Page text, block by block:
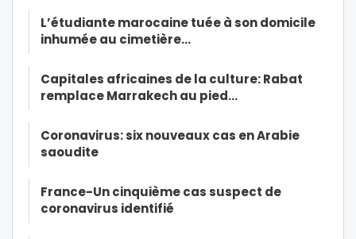
L’étudiante marocaine tuée à son domicile
inhumée au cimetière…
Capitales africaines de la culture: Rabat
remplace Marrakech au pied…
Coronavirus: six nouveaux cas en Arabie
saoudite
France-Un cinquième cas suspect de
coronavirus identifié